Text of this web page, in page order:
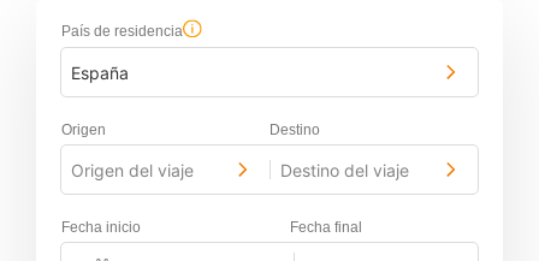
País de residencia
España
Origen Destino
Origen del viaje Destino del viaje
Fecha inicio Fecha final